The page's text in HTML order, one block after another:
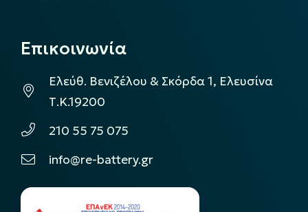
Επικοινωνία
Ελεύθ. Βενιζέλου & Σκόρδα 1, Ελευσίνα
Τ.Κ.19200
210 55 75 075
info@re-battery.gr